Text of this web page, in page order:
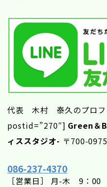
代表 木村 泰久のプロフ
postid=”270″] Green＆
ィススタジオ- 〒700-
086-237-4370
［営業日］ 月-木 9：